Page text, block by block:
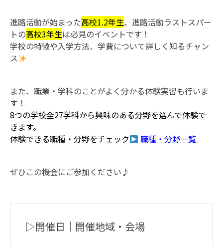
進路活動が始まった高校1.2年生、進路活動ラストスパー
トの高校3年生は必見のイベントです！
学校の特徴や入学方法、学費について詳しく知るチャン
ス
また、職業・学科のことがよく分かる体験実習も行いま
す！
8つの学校全27学科から興味のある分野を選んで体験で
きます。
体験できる職種・分野をチェック
職種・分野一覧
ぜひこの機会にご参加ください♪
▷開催日｜開催地域・会場